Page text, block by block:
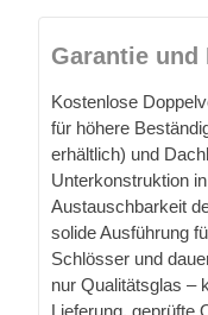
Garantie und
Kostenlose
für höhere
erhältlich) und
Unterkonstruktion
Austauschbarkeit
solide Ausführung
Schlösser und
nur Qualitätsglas –